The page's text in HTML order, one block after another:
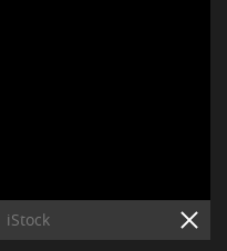
iStock